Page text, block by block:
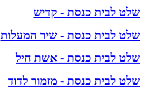
שלט לבית כנסת - קדיש
שלט לבית כנסת - שיר המעלות
שלט לבית כנסת - אשת חיל
שלט לבית כנסת - מזמור לדוד